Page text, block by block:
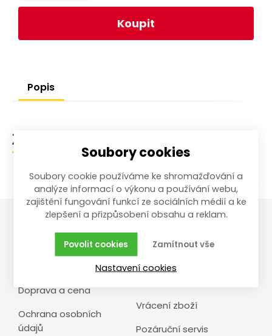
Koupit
Popis
Zařazení zboží
Vše o nákupu
Obchodní podmínky
Doprava a cena
Ochrana osobních
údajů
Reklamace,
vrácení, servis
Vrácení zboží
Pozáruční servis
Soubory cookies
Soubory cookie používáme ke shromažďování a
analýze informací o výkonu a používání webu,
zajištění fungování funkcí ze sociálních médií a ke
zlepšení a přizpůsobení obsahu a reklam.
Zamítnout vše
Povolit cookies
Nastavení cookies